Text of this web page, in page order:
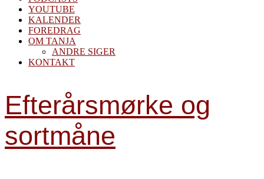
YOUTUBE
KALENDER
FOREDRAG
OM TANJA
ANDRE SIGER
KONTAKT
Efterårsmørke og
sortmåne